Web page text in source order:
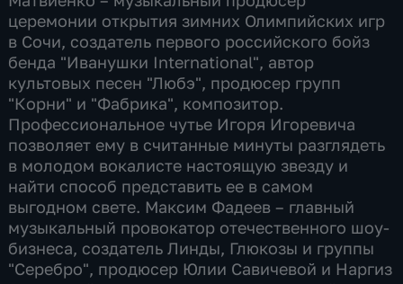
церемонии открытия зимних Олимпийских игр
в Сочи, создатель первого российского бойз
бенда "Иванушки International", автор
культовых песен "Любэ", продюсер групп
"Корни" и "Фабрика", композитор.
Профессиональное чутье Игоря Игоревича
позволяет ему в считанные минуты разглядеть
в молодом вокалисте настоящую звезду и
найти способ представить ее в самом
выгодном свете. Максим Фадеев – главный
музыкальный провокатор отечественного шоу-
бизнеса, создатель Линды, Глюкозы и группы
"Серебро", продюсер Юлии Савичевой и Наргиз